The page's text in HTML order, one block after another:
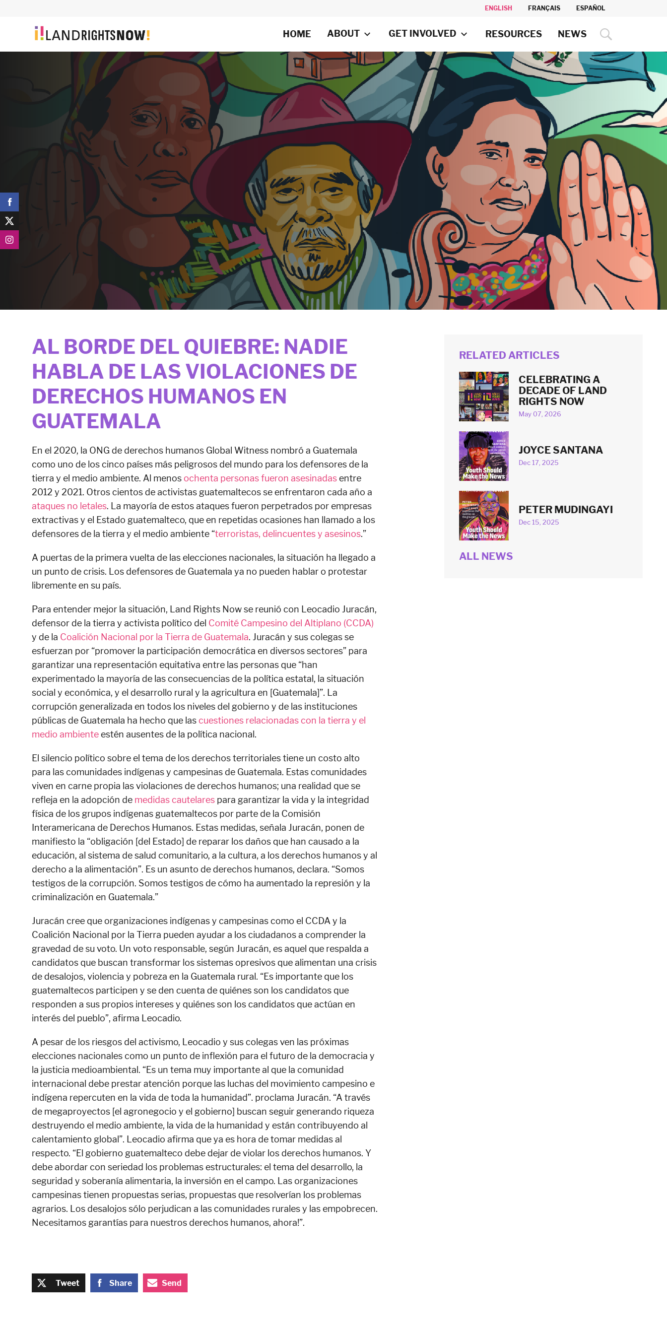
ENGLISH FRANÇAIS ESPAÑOL
HOME ABOUT GET INVOLVED RESOURCES NEWS
AL BORDE DEL QUIEBRE: NADIE
HABLA DE LAS VIOLACIONES DE
DERECHOS HUMANOS EN
GUATEMALA
En el 2020, la ONG de derechos humanos Global Witness nombró a Guatemala
como uno de los cinco países más peligrosos del mundo para los defensores de la
tierra y el medio ambiente. Al menosochenta personas fueron asesinadasentre
2012 y 2021. Otros cientos de activistas guatemaltecos se enfrentaron cada año a
ataques no letales. La mayoría de estos ataques fueron perpetrados por empresas
extractivas y el Estado guatemalteco, que en repetidas ocasiones han llamado a los
defensores de la tierra y el medio ambiente “terroristas, delincuentes y asesinos.”
A puertas de la primera vuelta de las elecciones nacionales, la situación ha llegado a
un punto de crisis. Los defensores de Guatemala ya no pueden hablar o protestar
libremente en su país.
Para entender mejor la situación, Land Rights Now se reunió con Leocadio Juracán,
defensor de la tierra y activista político del Comité Campesino del Altiplano (CCDA)
y de la Coalición Nacional por la Tierra de Guatemala. Juracán y sus colegas se
esfuerzan por “promover la participación democrática en diversos sectores” para
garantizar una representación equitativa entre las personas que “han
experimentado la mayoría de las consecuencias de la política estatal, la situación
social y económica, y el desarrollo rural y la agricultura en [Guatemala]”. La
corrupción generalizada en todos los niveles del gobierno y de las instituciones
públicas de Guatemala ha hecho que lascuestiones relacionadas con la tierra y el
medio ambienteestén ausentes de la política nacional.
El silencio político sobre el tema de los derechos territoriales tiene un costo alto
para las comunidades indígenas y campesinas de Guatemala. Estas comunidades
viven en carne propia las violaciones de derechos humanos; una realidad que se
refleja en la adopción de medidas cautelarespara garantizar la vida y la integridad
física de los grupos indígenas guatemaltecos por parte de la Comisión
Interamericana de Derechos Humanos. Estas medidas, señala Juracán, ponen de
manifiesto la “obligación [del Estado] de reparar los daños que han causado a la
educación, al sistema de salud comunitario, a la cultura, a los derechos humanos y al
derecho a la alimentación”. Es un asunto de derechos humanos, declara. “Somos
testigos de la corrupción. Somos testigos de cómo ha aumentado la represión y la
criminalización en Guatemala.”
Juracán cree que organizaciones indígenas y campesinas como el CCDA y la
Coalición Nacional por la Tierra pueden ayudar a los ciudadanos a comprender la
gravedad de su voto. Un voto responsable, según Juracán, es aquel que respalda a
candidatos que buscan transformar los sistemas opresivos que alimentan una crisis
de desalojos, violencia y pobreza en la Guatemala rural. “Es importante que los
guatemaltecos participen y se den cuenta de quiénes son los candidatos que
responden a sus propios intereses y quiénes son los candidatos que actúan en
interés del pueblo”, afirma Leocadio.
A pesar de los riesgos del activismo, Leocadio y sus colegas ven las próximas
elecciones nacionales como un punto de inflexión para el futuro de la democracia y
la justicia medioambiental. “Es un tema muy importante al que la comunidad
internacional debe prestar atención porque las luchas del movimiento campesino e
indígena repercuten en la vida de toda la humanidad”. proclama Juracán. “A través
de megaproyectos [el agronegocio y el gobierno] buscan seguir generando riqueza
destruyendo el medio ambiente, la vida de la humanidad y están contribuyendo al
calentamiento global”. Leocadio afirma que ya es hora de tomar medidas al
respecto. “El gobierno guatemalteco debe dejar de violar los derechos humanos. Y
debe abordar con seriedad los problemas estructurales: el tema del desarrollo, la
seguridad y soberanía alimentaria, la inversión en el campo. Las organizaciones
campesinas tienen propuestas serias, propuestas que resolverían los problemas
agrarios. Los desalojos sólo perjudican a las comunidades rurales y las empobrecen.
Necesitamos garantías para nuestros derechos humanos, ahora!”.
Tweet Share Send
RELATED ARTICLES
CELEBRATING A
DECADE OF LAND
RIGHTS NOW
May 07, 2026
JOYCE SANTANA
Dec 17, 2025
PETER MUDINGAYI
Dec 15, 2025
ALL NEWS